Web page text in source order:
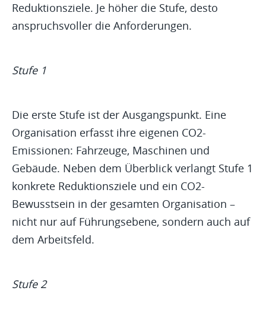
Reduktionsziele. Je höher die Stufe, desto
anspruchsvoller die Anforderungen.
Stufe 1
Die erste Stufe ist der Ausgangspunkt. Eine
Organisation erfasst ihre eigenen CO2-
Emissionen: Fahrzeuge, Maschinen und
Gebäude. Neben dem Überblick verlangt Stufe 1
konkrete Reduktionsziele und ein CO2-
Bewusstsein in der gesamten Organisation –
nicht nur auf Führungsebene, sondern auch auf
dem Arbeitsfeld.
Stufe 2